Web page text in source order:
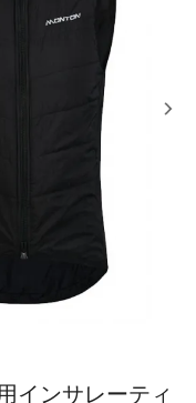
インサレーティ